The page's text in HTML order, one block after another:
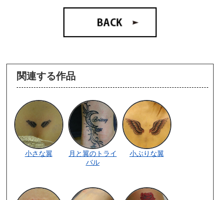
関連する作品
小さな翼
月と翼のトライ
バル
小ぶりな翼